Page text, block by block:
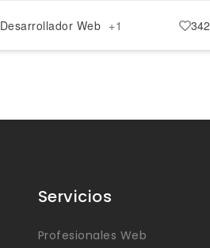
Desarrollador Web +1 342
Servicios
Profesionales Web